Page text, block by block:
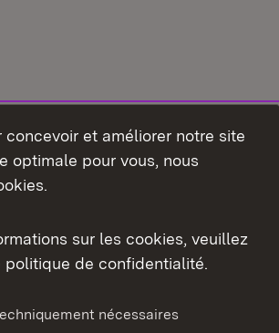
concevoir et améliorer notre site
optimale pour vous, nous
sur les cookies, veuillez
politique de confidentialité.
nécessaires